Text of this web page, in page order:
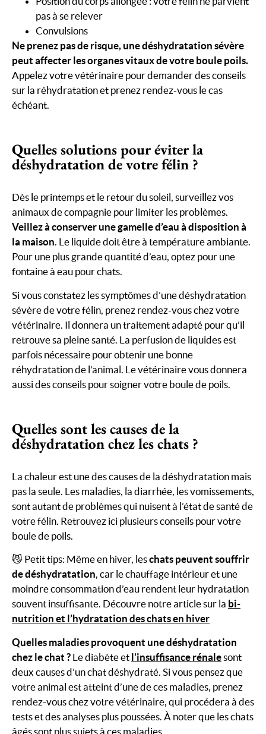
pas à se relever
Convulsions
Ne prenez pas de risque, une déshydratation sévère
peut affecter les organes vitaux de votre boule poils.
Appelez votre vétérinaire pour demander des conseils
sur la réhydratation et prenez rendez-vous le cas
échéant.
Quelles solutions pour éviter la
déshydratation de votre félin ?
Dès le printemps et le retour du soleil, surveillez vos
animaux de compagnie pour limiter les problèmes.
Veillez à conserver une gamelle d’eau à disposition à
la maison. Le liquide doit être à température ambiante.
Pour une plus grande quantité d’eau, optez pour une
fontaine à eau pour chats.
Si vous constatez les symptômes d’une déshydratation
sévère de votre félin, prenez rendez-vous chez votre
vétérinaire. Il donnera un traitement adapté pour qu’il
retrouve sa pleine santé. La perfusion de liquides est
parfois nécessaire pour obtenir une bonne
réhydratation de l’animal. Le vétérinaire vous donnera
aussi des conseils pour soigner votre boule de poils.
Quelles sont les causes de la
déshydratation chez les chats ?
La chaleur est une des causes de la déshydratation mais
pas la seule. Les maladies, la diarrhée, les vomissements,
sont autant de problèmes qui nuisent à l’état de santé de
votre félin. Retrouvez ici plusieurs conseils pour votre
boule de poils.
😼 Petit tips: Même en hiver, leschats peuvent souffrir
de déshydratation, car le chauffage intérieur et une
moindre consommation d’eau rendent leur hydratation
souvent insuffisante. Découvre notre article sur la bi-
nutrition et l’hydratation des chats en hiver
Quelles maladies provoquent une déshydratation
chez le chat ? Le diabète et l’insuffisance rénalesont
deux causes d’un chat déshydraté. Si vous pensez que
votre animal est atteint d’une de ces maladies, prenez
rendez-vous chez votre vétérinaire, qui procédera à des
tests et des analyses plus poussées. À noter que les chats
âgés sont plus sujets à ces maladies.